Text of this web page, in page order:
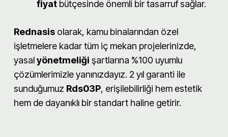
fiyat bütçesinde önemli bir tasarruf sağlar.
Rednasis olarak, kamu binalarından özel
işletmelere kadar tüm iç mekan projelerinizde,
yasalyönetmeliği şartlarına %100 uyumlu
çözümlerimizle yanınızdayız. 2 yıl garanti ile
sunduğumuz Rds03P, erişilebilirliği hem estetik
hem de dayanıklı bir standart haline getirir.